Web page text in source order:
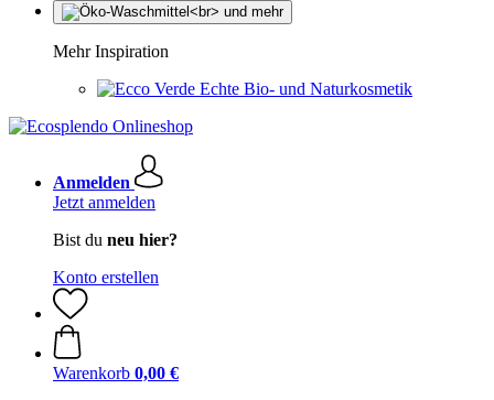
Mehr Inspiration
Echte Bio- und Naturkosmetik
Anmelden
Jetzt anmelden
Bist du neu hier?
Konto erstellen
Warenkorb 0,00 €